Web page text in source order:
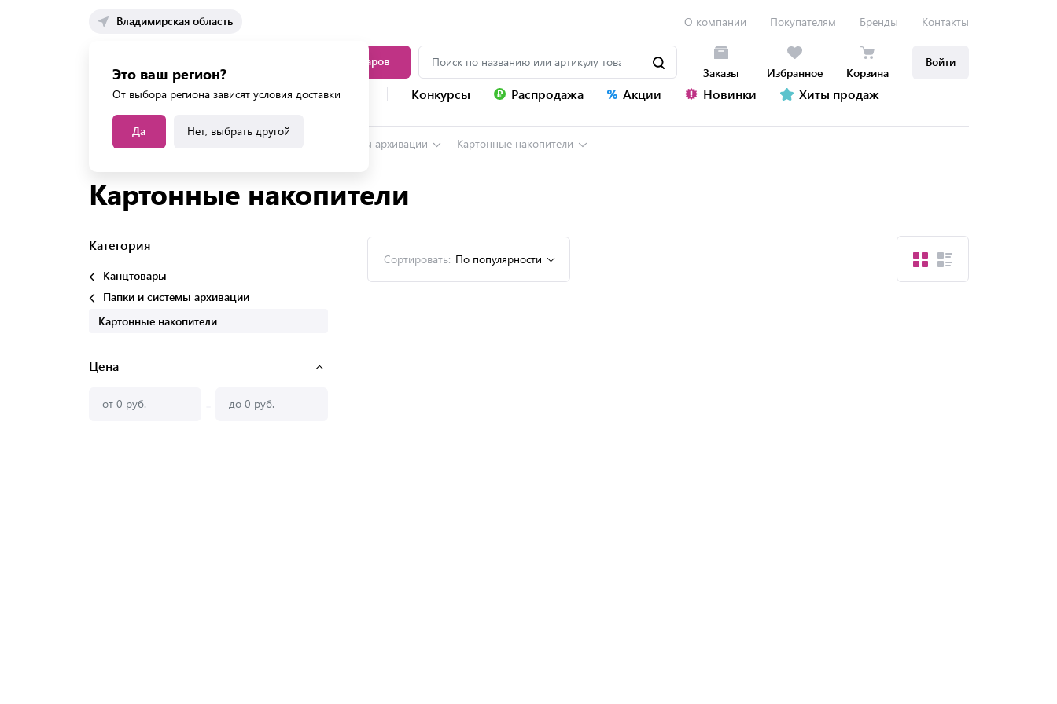
Владимирская область
Это ваш регион?
От выбора региона зависят условия доставки
Да Нет, выбрать другой
О компании Покупателям Бренды Контакты
Каталог товаров
Заказы Избранное Корзина
Войти
Каталог услуг Конкурсы Распродажа Акции Новинки Хиты продаж
Главная Каталог Папки и системы архивации Картонные накопители
Картонные накопители
Категория
Канцтовары
Папки и системы архивации
Картонные накопители
Цена
Сортировать: По популярности